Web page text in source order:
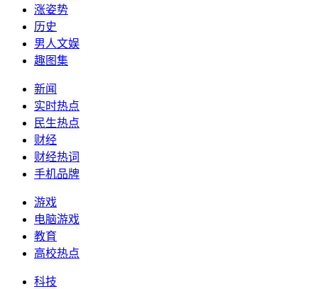
涨姿势
历史
男人文娱
趣图集
新闻
实时热点
民生热点
财经
财经热词
手机品牌
游戏
电脑游戏
教育
高校热点
科技